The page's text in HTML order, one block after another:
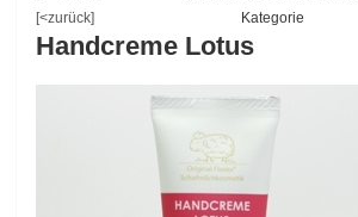
[<zurück]
Kategorie
Handcreme Lotus